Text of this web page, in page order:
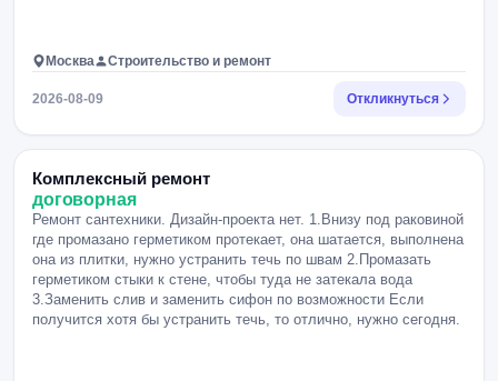
Москва Строительство и ремонт
2026-08-09 Откликнуться
Комплексный ремонт
договорная
Ремонт сантехники. Дизайн-проекта нет. 1.Внизу под раковиной
где промазано герметиком протекает, она шатается, выполнена
она из плитки, нужно устранить течь по швам 2.Промазать
герметиком стыки к стене, чтобы туда не затекала вода
3.Заменить слив и заменить сифон по возможности Если
получится хотя бы устранить течь, то отлично, нужно сегодня.